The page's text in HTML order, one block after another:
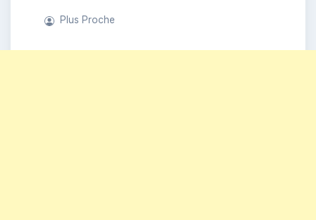
Plus Proche